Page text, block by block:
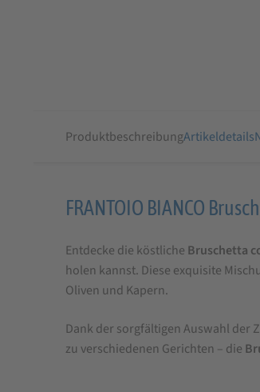
ProduktbeschreibungArtikeldetails
Produktbeschreibung
FRANTOIO
BIANCO
mit
Taggiasca
FRANTOIO BIANCO
Entdecke die köstliche Bruschetta
holen kannst. Diese exquisite
Oliven und Kapern.
Dank der sorgfältigen Auswahl der
zu verschiedenen Gerichten – die